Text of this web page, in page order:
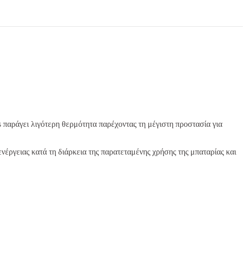
λιγότερη θερμότητα παρέχοντας τη μέγιστη προστασία για
κατά τη διάρκεια της παρατεταμένης χρήσης της μπαταρίας και